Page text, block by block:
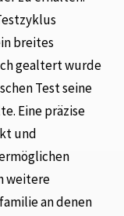
breites
gealtert wurde
Test seine
Eine präzise
und
weitere
an denen